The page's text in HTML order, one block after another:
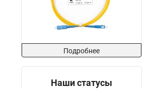
Подробнее
Наши статусы